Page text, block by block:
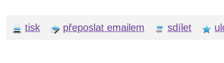
tisk přeposlat emailem sdílet